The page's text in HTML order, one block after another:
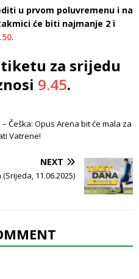
u prvom poluvremenu i na
će biti najmanje 2 i
.
za srijedu
9.45.
– Češka: Opus Arena bit će mala za
Vatrene!
NEXT
11.06.2025)